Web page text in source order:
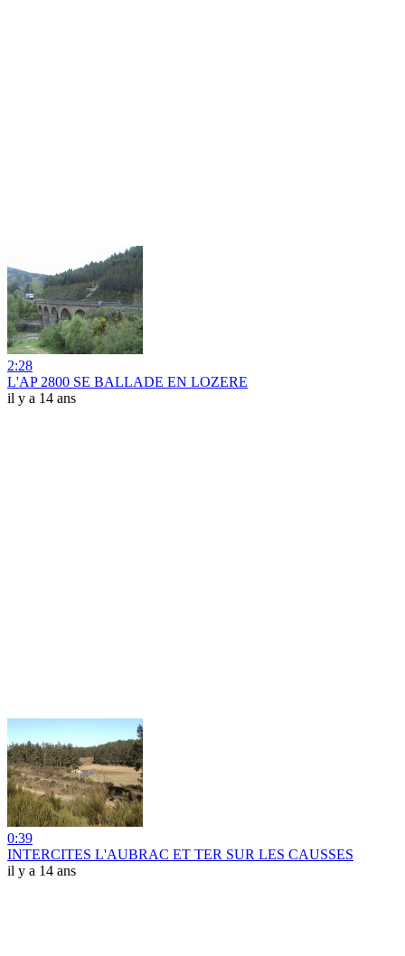
2:28
L'AP 2800 SE BALLADE EN LOZERE
il y a 14 ans
0:39
INTERCITES L'AUBRAC ET TER SUR LES CAUSSES
il y a 14 ans